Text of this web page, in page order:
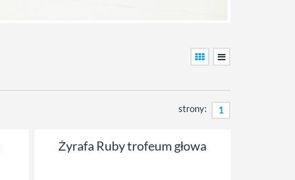
strony: 1
Żyrafa Ruby trofeum głowa